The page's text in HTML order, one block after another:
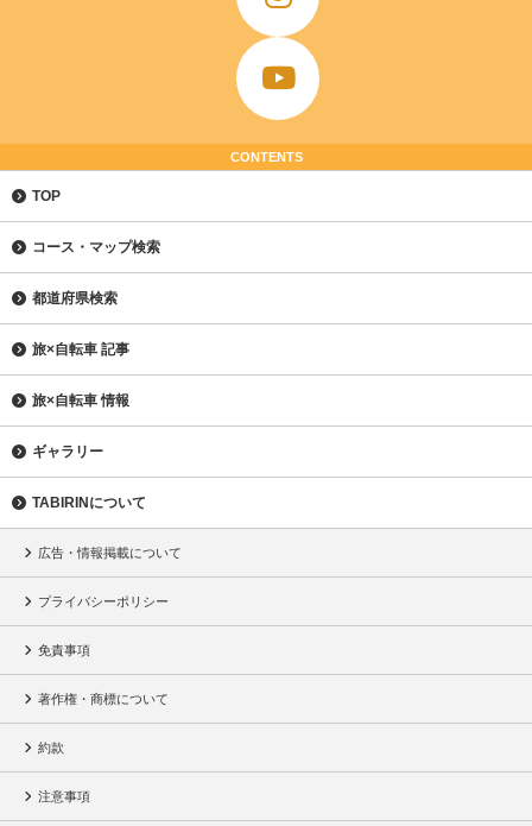
CONTENTS
TOP
コース・マップ検索
都道府県検索
旅×自転車 記事
旅×自転車 情報
ギャラリー
TABIRINについて
広告・情報掲載について
プライバシーポリシー
免責事項
著作権・商標について
約款
注意事項